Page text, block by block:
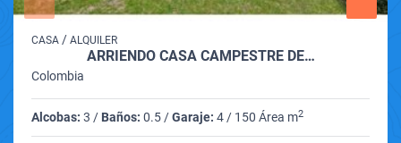
CASA / ALQUILER
ARRIENDO CASA CAMPESTRE DE…
Colombia
Alcobas: 3 / Baños: 0.5 /Garaje: 4 / 150 Área m2